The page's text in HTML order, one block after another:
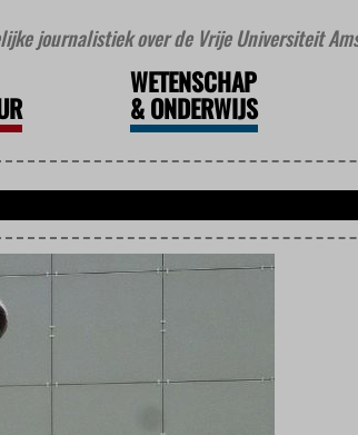
journalistiek over de Vrije Universiteit
WETENSCHAP
&ONDERWIJS